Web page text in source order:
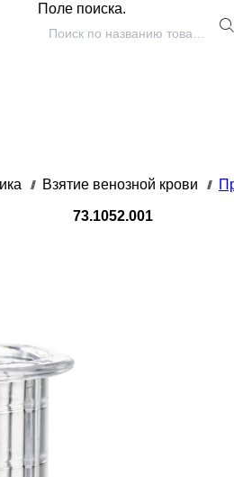
Поле поиска.
/// Взятие венозной крови ///
73.1052.001
для